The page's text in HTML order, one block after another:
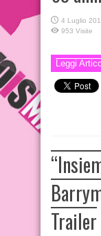
4 Luglio
953 Visite
Leggi
Trailer